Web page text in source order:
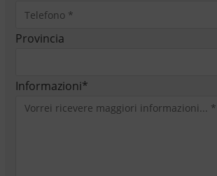
Provincia
Informazioni*